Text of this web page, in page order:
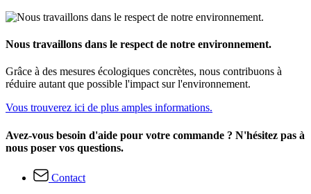
Nous travaillons dans le respect de notre environnement.
Grâce à des mesures écologiques concrètes, nous contribuons à
réduire autant que possible l'impact sur l'environnement.
Vous trouverez ici de plus amples informations.
Avez-vous besoin d'aide pour votre commande ? N'hésitez pas à
nous poser vos questions.
Contact